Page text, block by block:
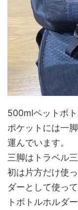
500mlペットボ
ポケットには一
運んでいます。
三脚はトラベル
初は片方だけ使
ダーとして使っ
トボトルホルダ